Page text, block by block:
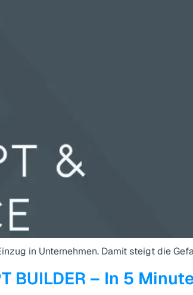
in Unternehmen. Damit steigt die
BUILDER – In 5